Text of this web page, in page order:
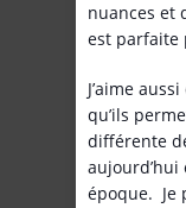
nuances et
est parfaite
J’aime
qu’ils
différente
époque. Je